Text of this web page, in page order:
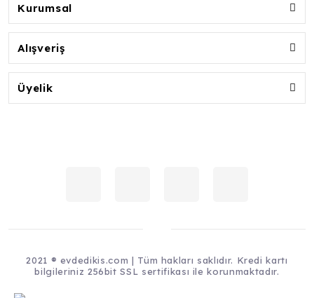
Kurumsal
Alışveriş
Üyelik
2021 ® evdedikis.com | Tüm hakları saklıdır. Kredi kartı
bilgileriniz 256bit SSL sertifikası ile korunmaktadır.